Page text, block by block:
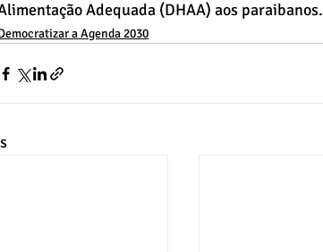
Adequada (DHAA) aos paraibanos.
a Agenda 2030